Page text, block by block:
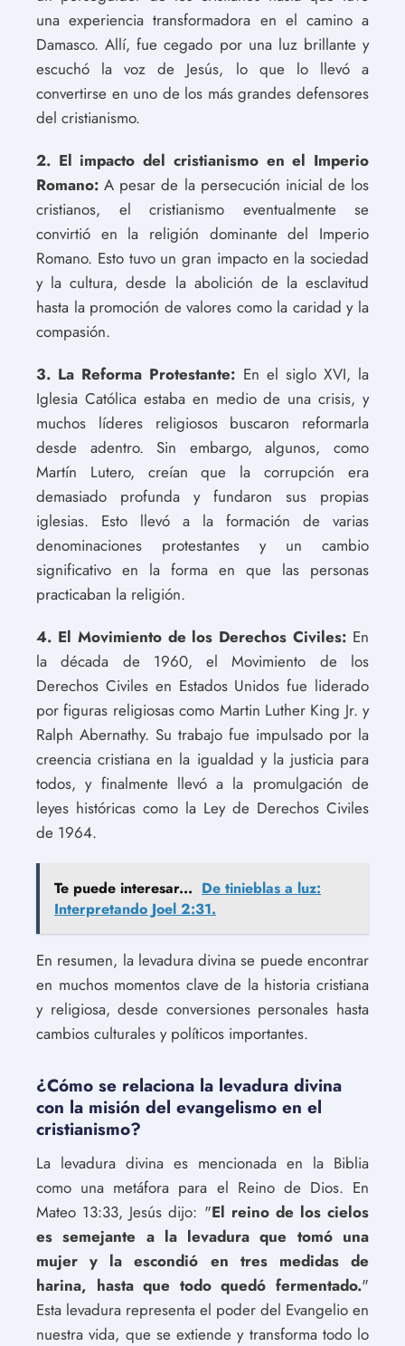
una experiencia transformadora en el camino a
Damasco. Allí, fue cegado por una luz brillante y
escuchó la voz de Jesús, lo que lo llevó a
convertirse en uno de los más grandes defensores
del cristianismo.
2. El impacto del cristianismo en el Imperio
Romano: A pesar de la persecución inicial de los
cristianos, el cristianismo eventualmente se
convirtió en la religión dominante del Imperio
Romano. Esto tuvo un gran impacto en la sociedad
y la cultura, desde la abolición de la esclavitud
hasta la promoción de valores como la caridad y la
compasión.
3. La Reforma Protestante: En el siglo XVI, la
Iglesia Católica estaba en medio de una crisis, y
muchos líderes religiosos buscaron reformarla
desde adentro. Sin embargo, algunos, como
Martín Lutero, creían que la corrupción era
demasiado profunda y fundaron sus propias
iglesias. Esto llevó a la formación de varias
denominaciones protestantes y un cambio
significativo en la forma en que las personas
practicaban la religión.
4. El Movimiento de los Derechos Civiles: En
la década de 1960, el Movimiento de los
Derechos Civiles en Estados Unidos fue liderado
por figuras religiosas como Martin Luther King Jr. y
Ralph Abernathy. Su trabajo fue impulsado por la
creencia cristiana en la igualdad y la justicia para
todos, y finalmente llevó a la promulgación de
leyes históricas como la Ley de Derechos Civiles
de 1964.
Te puede interesar... De tinieblas a luz:
Interpretando Joel 2:31.
En resumen, la levadura divina se puede encontrar
en muchos momentos clave de la historia cristiana
y religiosa, desde conversiones personales hasta
cambios culturales y políticos importantes.
¿Cómo se relaciona la levadura divina
con la misión del evangelismo en el
cristianismo?
La levadura divina es mencionada en la Biblia
como una metáfora para el Reino de Dios. En
Mateo 13:33, Jesús dijo: "El reino de los cielos
es semejante a la levadura que tomó una
mujer y la escondió en tres medidas de
harina, hasta que todo quedó fermentado."
Esta levadura representa el poder del Evangelio en
nuestra vida, que se extiende y transforma todo lo